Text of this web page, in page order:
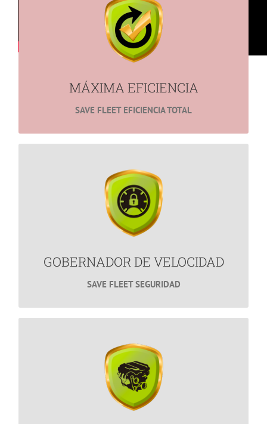
MÁXIMA EFICIENCIA
SAVE FLEET EFICIENCIA TOTAL
Reduce consumo de Combustible, Reduce Accientes
e incrementa la vida útil de tú flotilla
MÁS INFORMACIÓN
GOBERNADOR DE VELOCIDAD
SAVE FLEET SEGURIDAD
GOBERNADOR DE VELOCIDAD
Reduce los Accidentes Viales.
Ideal para Evitar Fotoinfracciones.
LIMITADOR DE RPM's
¿Te gustaría alargar la vida útil de tu flotilla?
MÁS INFORMACIÓN